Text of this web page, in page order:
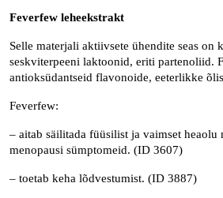
Feverfew leheekstrakt
Selle materjali aktiivsete ühendite seas on
seskviterpeeni laktoonid, eriti partenoliid.
antioksüdantseid flavonoide, eeterlikke
Feverfew:
– aitab säilitada füüsilist ja vaimset heaolu
menopausi sümptomeid. (ID 3607)
– toetab keha lõdvestumist. (ID 3887)